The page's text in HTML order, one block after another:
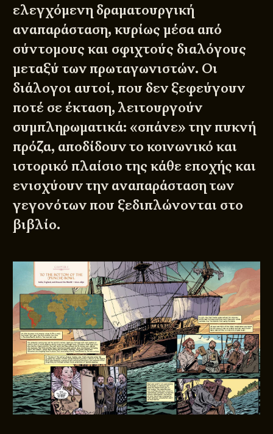
ελεγχόμενη δραματουργική
αναπαράσταση, κυρίως μέσα από
σύντομους και σφιχτούς διαλόγους
μεταξύ των πρωταγωνιστών. Οι
διάλογοι αυτοί, που δεν ξεφεύγουν
ποτέ σε έκταση, λειτουργούν
συμπληρωματικά: «σπάνε» την πυκνή
πρόζα, αποδίδουν το κοινωνικό και
ιστορικό πλαίσιο της κάθε εποχής και
ενισχύουν την αναπαράσταση των
γεγονότων που ξεδιπλώνονται στο
βιβλίο.